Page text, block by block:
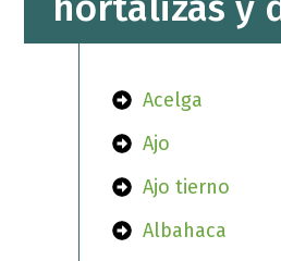
Acelga
Ajo
Ajo tierno
Albahaca